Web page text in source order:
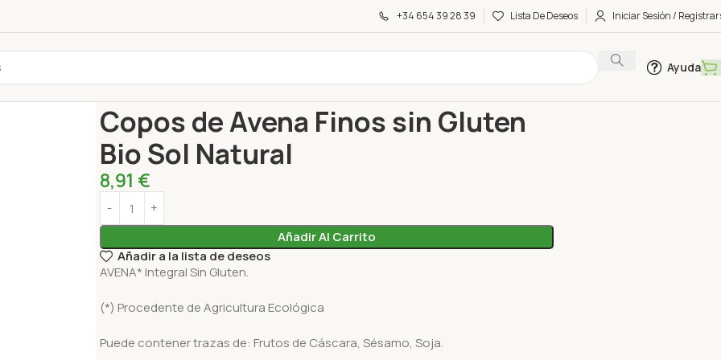
+34 654 39 28 39 Lista De Deseos Iniciar Sesión /
Ayuda
Copos de Avena Finos sin Gluten
Bio Sol Natural
8,91 €
Añadir Al Carrito
Añadir a la lista de deseos
AVENA* Integral Sin Gluten.
(*) Procedente de Agricultura Ecológica
Puede contener trazas de: Frutos de Cáscara, Sésamo, Soja.